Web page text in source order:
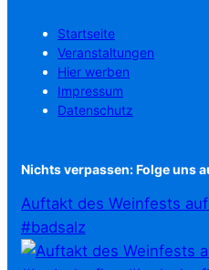
Startseite
Veranstaltungen
Hier werben
Impressum
Datenschutz
Nichts verpassen: Folge uns
Auftakt des Weinfests
#badsalz